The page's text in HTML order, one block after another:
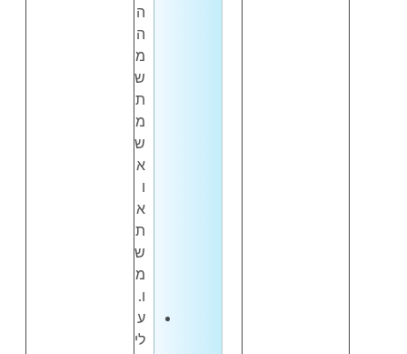
ה
ה
מ
ש
ת
מ
ש
א
ו
א
ת
ש
מ
ו.
ע
לי